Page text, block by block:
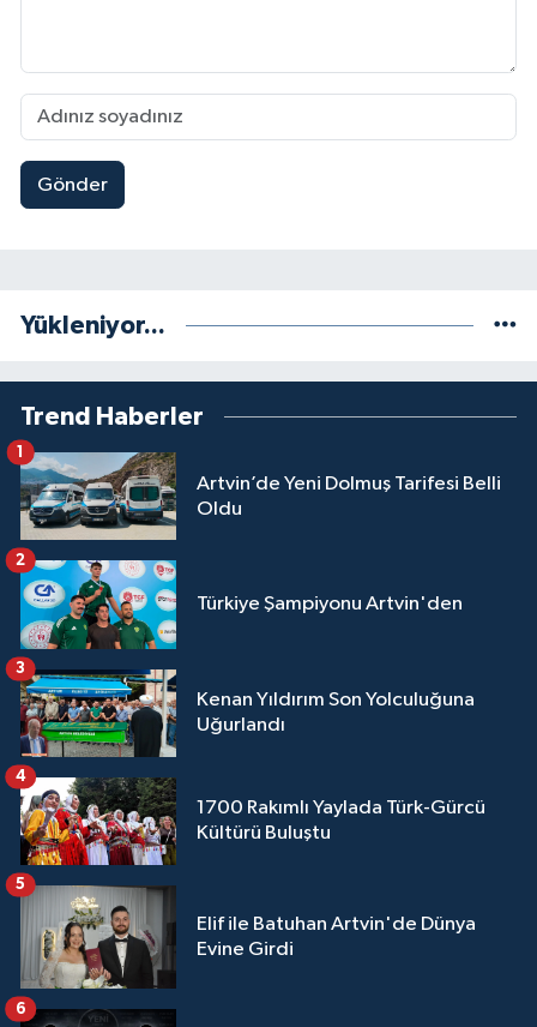
Gönder
Yükleniyor...
Trend Haberler
Artvin’de Yeni Dolmuş Tarifesi Belli
Oldu
1
Türkiye Şampiyonu Artvin'den
2
Kenan Yıldırım Son Yolculuğuna
Uğurlandı
3
1700 Rakımlı Yaylada Türk-Gürcü
Kültürü Buluştu
4
Elif ile Batuhan Artvin'de Dünya
Evine Girdi
5
6